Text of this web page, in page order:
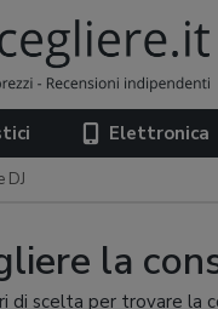
Elettronica
DJ
la
di scelta per trovare la